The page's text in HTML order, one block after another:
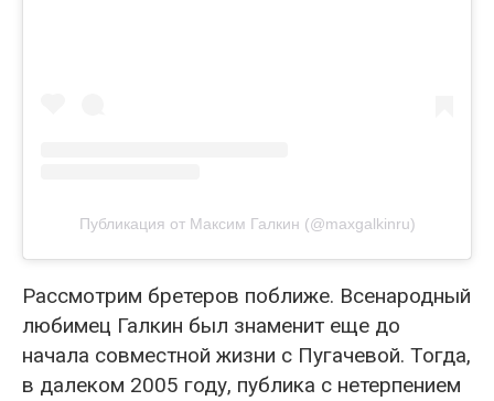
Публикация от Максим Галкин (@maxgalkinru)
Рассмотрим бретеров поближе. Всенародный
любимец Галкин был знаменит еще до
начала совместной жизни с Пугачевой. Тогда,
в далеком 2005 году, публика с нетерпением